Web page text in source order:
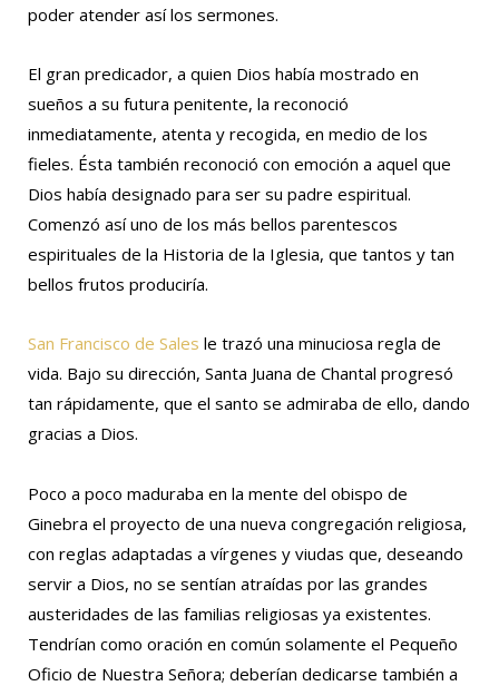
poder atender así los sermones.
El gran predicador, a quien Dios había mostrado en
sueños a su futura penitente, la reconoció
inmediatamente, atenta y recogida, en medio de los
fieles. Ésta también reconoció con emoción a aquel que
Dios había designado para ser su padre espiritual.
Comenzó así uno de los más bellos parentescos
espirituales de la Historia de la Iglesia, que tantos y tan
bellos frutos produciría.
San Francisco de Sales le trazó una minuciosa regla de
vida. Bajo su dirección, Santa Juana de Chantal progresó
tan rápidamente, que el santo se admiraba de ello, dando
gracias a Dios.
Poco a poco maduraba en la mente del obispo de
Ginebra el proyecto de una nueva congregación religiosa,
con reglas adaptadas a vírgenes y viudas que, deseando
servir a Dios, no se sentían atraídas por las grandes
austeridades de las familias religiosas ya existentes.
Tendrían como oración en común solamente el Pequeño
Oficio de Nuestra Señora; deberían dedicarse también a